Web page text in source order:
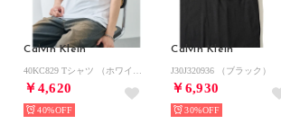
Calvin Klein
￥4,620
40%
Calvin Klein
J30J320936 （ブラック）
￥6,930
30%